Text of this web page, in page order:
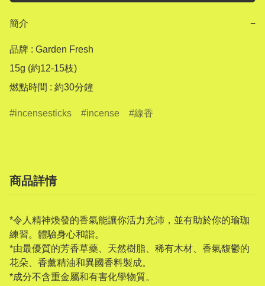
簡介 −
品牌 : Garden Fresh
15g (約12-15枝)
燃點時間 : 約30分鐘
incensesticks incense 線香
商品詳情
*令人精神煥發的香氣能讓你活力充沛，並有助於你的瑜珈
練習。體驗身心和諧。
*由最優質的芳香草藥、天然樹脂、稀有木材、香氣馥鬱的
花朵、香薰精油和異國香料製成。
*成分不含重金屬和有害化學物質。